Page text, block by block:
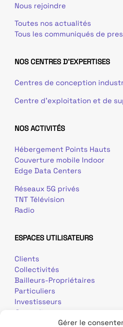
Gérer le
Nous rejoindre
Toutes nos actualités
Tous les communiqués de
NOS CENTRES D'EXPERTISES
Centres de conception
Centre d’exploitation et de
NOS ACTIVITÉS
Hébergement Points Hauts
Couverture mobile Indoor
Edge Data Centers
Réseaux 5G privés
TNT Télévision
Radio
ESPACES UTILISATEURS
Clients
Collectivités
Bailleurs-Propriétaires
Particuliers
Investisseurs
Journalistes